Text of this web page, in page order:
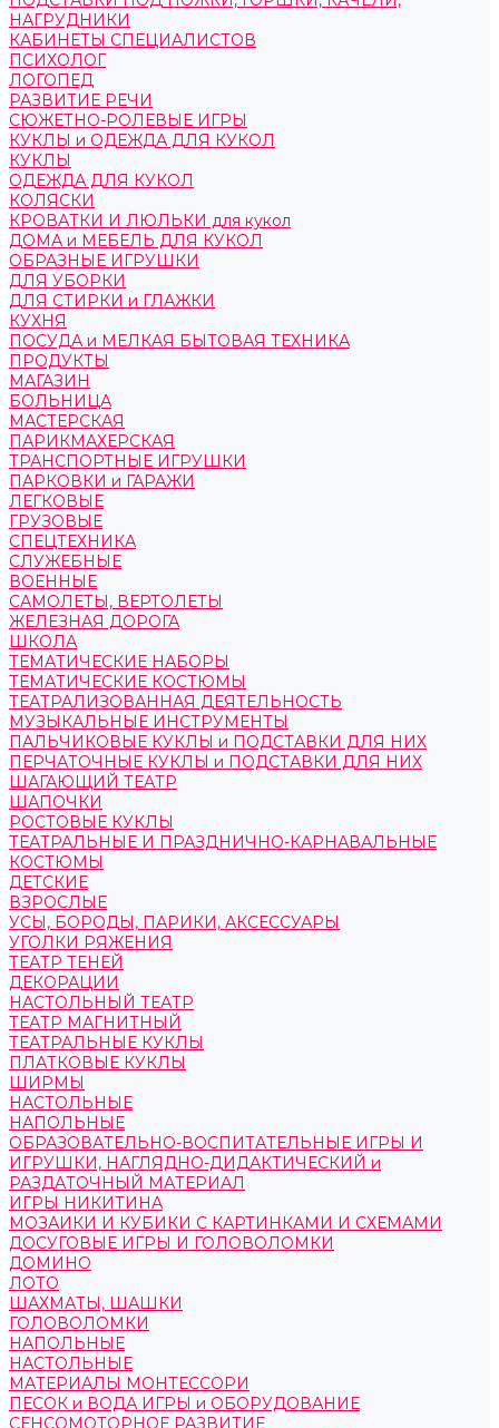
НАГРУДНИКИ
КАБИНЕТЫ СПЕЦИАЛИСТОВ
ПСИХОЛОГ
ЛОГОПЕД
РАЗВИТИЕ РЕЧИ
СЮЖЕТНО-РОЛЕВЫЕ ИГРЫ
КУКЛЫ и ОДЕЖДА ДЛЯ КУКОЛ
КУКЛЫ
ОДЕЖДА ДЛЯ КУКОЛ
КОЛЯСКИ
КРОВАТКИ И ЛЮЛЬКИ для кукол
ДОМА и МЕБЕЛЬ ДЛЯ КУКОЛ
ОБРАЗНЫЕ ИГРУШКИ
ДЛЯ УБОРКИ
ДЛЯ СТИРКИ и ГЛАЖКИ
КУХНЯ
ПОСУДА и МЕЛКАЯ БЫТОВАЯ ТЕХНИКА
ПРОДУКТЫ
МАГАЗИН
БОЛЬНИЦА
МАСТЕРСКАЯ
ПАРИКМАХЕРСКАЯ
ТРАНСПОРТНЫЕ ИГРУШКИ
ПАРКОВКИ и ГАРАЖИ
ЛЕГКОВЫЕ
ГРУЗОВЫЕ
СПЕЦТЕХНИКА
СЛУЖЕБНЫЕ
ВОЕННЫЕ
САМОЛЕТЫ, ВЕРТОЛЕТЫ
ЖЕЛЕЗНАЯ ДОРОГА
ШКОЛА
ТЕМАТИЧЕСКИЕ НАБОРЫ
ТЕМАТИЧЕСКИЕ КОСТЮМЫ
ТЕАТРАЛИЗОВАННАЯ ДЕЯТЕЛЬНОСТЬ
МУЗЫКАЛЬНЫЕ ИНСТРУМЕНТЫ
ПАЛЬЧИКОВЫЕ КУКЛЫ и ПОДСТАВКИ ДЛЯ НИХ
ПЕРЧАТОЧНЫЕ КУКЛЫ и ПОДСТАВКИ ДЛЯ НИХ
ШАГАЮЩИЙ ТЕАТР
ШАПОЧКИ
РОСТОВЫЕ КУКЛЫ
ТЕАТРАЛЬНЫЕ И ПРАЗДНИЧНО-КАРНАВАЛЬНЫЕ
КОСТЮМЫ
ДЕТСКИЕ
ВЗРОСЛЫЕ
УСЫ, БОРОДЫ, ПАРИКИ, АКСЕССУАРЫ
УГОЛКИ РЯЖЕНИЯ
ТЕАТР ТЕНЕЙ
ДЕКОРАЦИИ
НАСТОЛЬНЫЙ ТЕАТР
ТЕАТР МАГНИТНЫЙ
ТЕАТРАЛЬНЫЕ КУКЛЫ
ПЛАТКОВЫЕ КУКЛЫ
ШИРМЫ
НАСТОЛЬНЫЕ
НАПОЛЬНЫЕ
ОБРАЗОВАТЕЛЬНО-ВОСПИТАТЕЛЬНЫЕ ИГРЫ И
ИГРУШКИ, НАГЛЯДНО-ДИДАКТИЧЕСКИЙ и
РАЗДАТОЧНЫЙ МАТЕРИАЛ
ИГРЫ НИКИТИНА
МОЗАИКИ И КУБИКИ С КАРТИНКАМИ И СХЕМАМИ
ДОСУГОВЫЕ ИГРЫ И ГОЛОВОЛОМКИ
ДОМИНО
ЛОТО
ШАХМАТЫ, ШАШКИ
ГОЛОВОЛОМКИ
НАПОЛЬНЫЕ
НАСТОЛЬНЫЕ
МАТЕРИАЛЫ МОНТЕССОРИ
ПЕСОК и ВОДА ИГРЫ и ОБОРУДОВАНИЕ
СЕНСОМОТОРНОЕ РАЗВИТИЕ